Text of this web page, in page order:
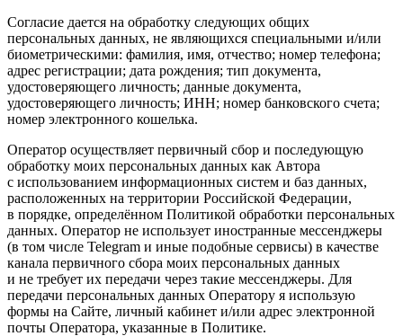
Согласие дается на обработку следующих общих
персональных данных, не являющихся специальными и/или
биометрическими: фамилия, имя, отчество; номер телефона;
адрес регистрации; дата рождения; тип документа,
удостоверяющего личность; данные документа,
удостоверяющего личность; ИНН; номер банковского счета;
номер электронного кошелька.
Оператор осуществляет первичный сбор и последующую
обработку моих персональных данных как Автора
с использованием информационных систем и баз данных,
расположенных на территории Российской Федерации,
в порядке, определённом Политикой обработки персональных
данных. Оператор не использует иностранные мессенджеры
(в том числе Telegram и иные подобные сервисы) в качестве
канала первичного сбора моих персональных данных
и не требует их передачи через такие мессенджеры. Для
передачи персональных данных Оператору я использую
формы на Сайте, личный кабинет и/или адрес электронной
почты Оператора, указанные в Политике.